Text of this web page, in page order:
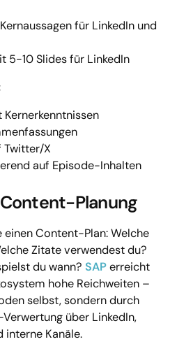
für LinkedIn und
5-10 Slides für LinkedIn
Twitter/X
auf Episode-Inhalten
Planung
einen Content-Plan: Welche
Zitate verwendest du?
du wann? SAPerreicht
hohe Reichweiten –
selbst, sondern durch
über LinkedIn,
interne Kanäle.